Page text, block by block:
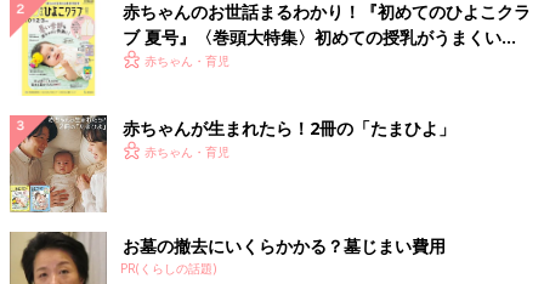
赤ちゃんのお世話まるわかり！『初めてのひよこクラ
ブ 夏号』〈巻頭大特集〉初めての授乳がうまくい
く！ おっぱい・ミルクの基本と夏のトラブル 解決テ
赤ちゃん・育児
赤ちゃんが生まれたら！2冊の「たまひよ」
赤ちゃん・育児
お墓の撤去にいくらかかる？墓じまい費用
PR(くらしの話題)